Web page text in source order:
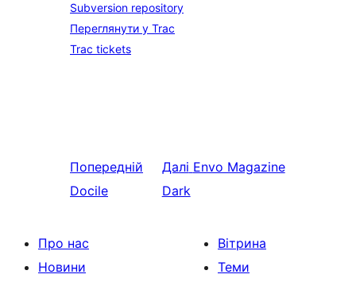
Subversion repository
Переглянути у Trac
Trac tickets
Попередній
Docile
Далі Envo Magazine
Dark
Про нас
Новини
Вітрина
Теми